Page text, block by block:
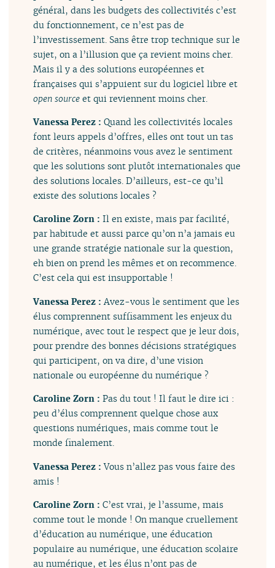
général, dans les budgets des collectivités c’est
du fonctionnement, ce n’est pas de
l’investissement. Sans être trop technique sur le
sujet, on a l’illusion que ça revient moins cher.
Mais il y a des solutions européennes et
françaises qui s’appuient sur du logiciel libre et
open source et qui reviennent moins cher.
Vanessa Perez :Quand les collectivités locales
font leurs appels d’offres, elles ont tout un tas
de critères, néanmoins vous avez le sentiment
que les solutions sont plutôt internationales que
des solutions locales. D’ailleurs, est-ce qu’il
existe des solutions locales ?
Caroline Zorn :Il en existe, mais par facilité,
par habitude et aussi parce qu’on n’a jamais eu
une grande stratégie nationale sur la question,
eh bien on prend les mêmes et on recommence.
C’est cela qui est insupportable !
Vanessa Perez :Avez-vous le sentiment que les
élus comprennent suffisamment les enjeux du
numérique, avec tout le respect que je leur dois,
pour prendre des bonnes décisions stratégiques
qui participent, on va dire, d’une vision
nationale ou européenne du numérique ?
Caroline Zorn :Pas du tout ! Il faut le dire ici :
peu d’élus comprennent quelque chose aux
questions numériques, mais comme tout le
monde finalement.
Vanessa Perez :Vous n’allez pas vous faire des
amis !
Caroline Zorn :C’est vrai, je l’assume, mais
comme tout le monde ! On manque cruellement
d’éducation au numérique, une éducation
populaire au numérique, une éducation scolaire
au numérique, et les élus n’ont pas de